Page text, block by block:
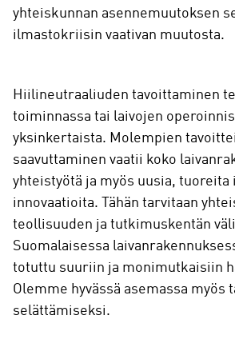
yhteiskunnan asennemuutoksen
ilmastokriisin vaativan muutosta.
Hiilineutraaliuden tavoittaminen
toiminnassa tai laivojen
yksinkertaista. Molempien
saavuttaminen vaatii koko
yhteistyötä ja myös uusia, tuoreita
innovaatioita. Tähän tarvitaan
teollisuuden ja tutkimuskentän
Suomalaisessa
totuttu suuriin ja monimutkaisiin
Olemme hyvässä asemassa myös
selättämiseksi.